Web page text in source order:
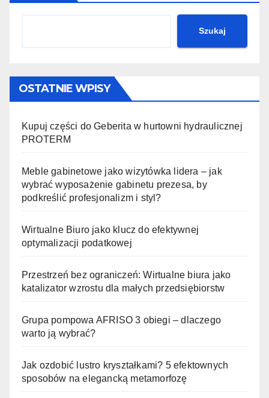
Szukaj
OSTATNIE WPISY
Kupuj części do Geberita w hurtowni hydraulicznej
PROTERM
Meble gabinetowe jako wizytówka lidera – jak
wybrać wyposażenie gabinetu prezesa, by
podkreślić profesjonalizm i styl?
Wirtualne Biuro jako klucz do efektywnej
optymalizacji podatkowej
Przestrzeń bez ograniczeń: Wirtualne biura jako
katalizator wzrostu dla małych przedsiębiorstw
Grupa pompowa AFRISO 3 obiegi – dlaczego
warto ją wybrać?
Jak ozdobić lustro kryształkami? 5 efektownych
sposobów na elegancką metamorfozę